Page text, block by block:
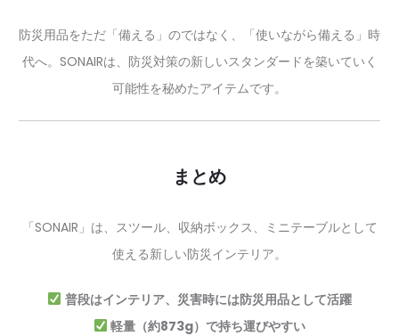
防災用品をただ「備える」のではなく、「使いながら備える」時
代へ。SONAIRは、防災対策の新しいスタンダードを築いていく
可能性を秘めたアイテムです。
まとめ
「SONAIR」は、スツール、収納ボックス、ミニテーブルとして
使える新しい防災インテリア。
普段はインテリア、災害時には防災用品として活躍
軽量（約873g）で持ち運びやすい